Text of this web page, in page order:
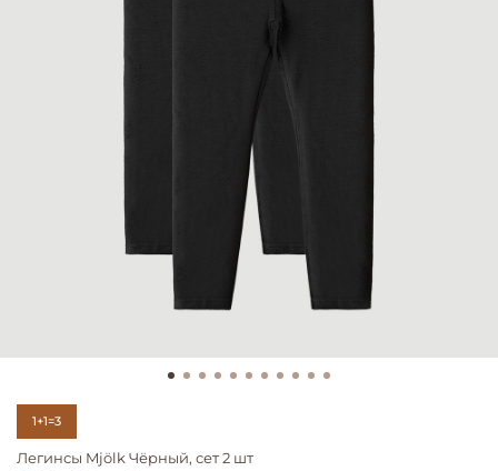
1+1=3
Легинсы Mjölk Чёрный, сет 2 шт